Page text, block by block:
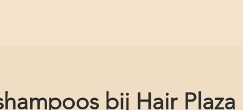
bij Hair Plaza